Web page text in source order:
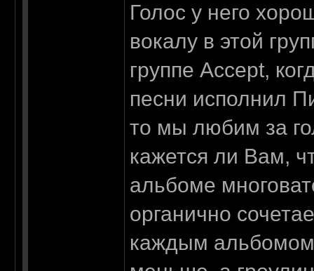
Голос у него
вокалу в этой
группе Accept,
песни исполнил
то мы любим за
кажется ли Вам,
альбоме
органично
каждым альбомом